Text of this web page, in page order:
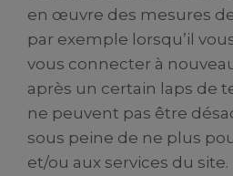
en œuvre des mesures
par exemple lorsqu’il
vous connecter à
après un certain laps de
ne peuvent pas être
sous peine de ne plus
et/ou aux services du site.